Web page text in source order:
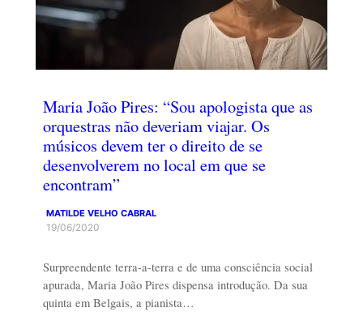
Maria João Pires: “Sou apologista que as
orquestras não deveriam viajar. Os
músicos devem ter o direito de se
desenvolverem no local em que se
encontram”
MATILDE VELHO CABRAL
19/06/2020
Surpreendente terra-a-terra e de uma consciência social
apurada, Maria João Pires dispensa introdução. Da sua
quinta em Belgais, a pianista…